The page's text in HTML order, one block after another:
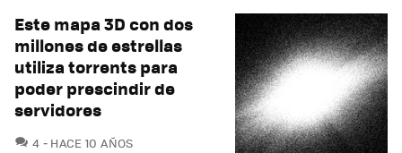
Este mapa 3D con dos
millones de estrellas
utiliza torrents para
poder prescindir de
servidores
4 COMENTARIOS
HACE 10 AÑOS